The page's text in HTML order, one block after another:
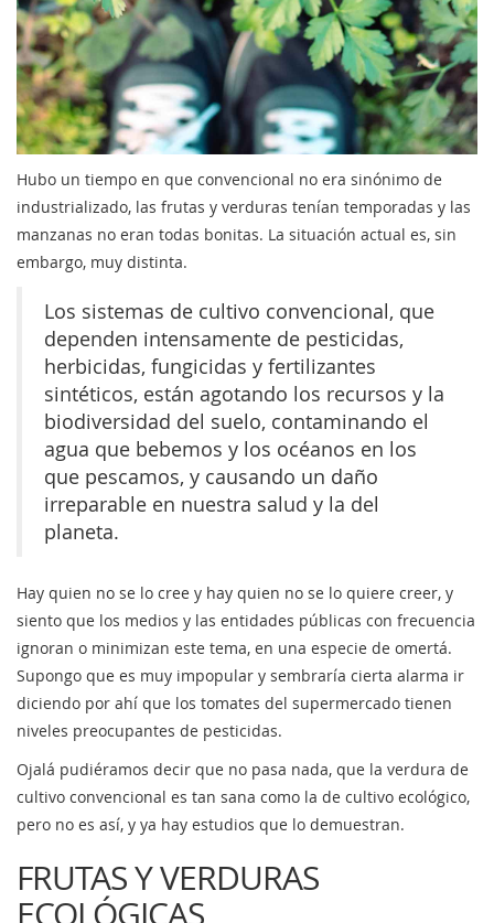
Hubo un tiempo en que convencional no era sinónimo de
industrializado, las frutas y verduras tenían temporadas y las
manzanas no eran todas bonitas. La situación actual es, sin
embargo, muy distinta.
Los sistemas de cultivo convencional, que
dependen intensamente de pesticidas,
herbicidas, fungicidas y fertilizantes
sintéticos, están agotando los recursos y la
biodiversidad del suelo, contaminando el
agua que bebemos y los océanos en los
que pescamos, y causando un daño
irreparable en nuestra salud y la del
planeta.
Hay quien no se lo cree y hay quien no se lo quiere creer, y
siento que los medios y las entidades públicas con frecuencia
ignoran o minimizan este tema, en una especie de omertá.
Supongo que es muy impopular y sembraría cierta alarma ir
diciendo por ahí que los tomates del supermercado tienen
niveles preocupantes de pesticidas.
Ojalá pudiéramos decir que no pasa nada, que la verdura de
cultivo convencional es tan sana como la de cultivo ecológico,
pero no es así, y ya hay estudios que lo demuestran.
FRUTAS Y VERDURAS
ECOLÓGICAS